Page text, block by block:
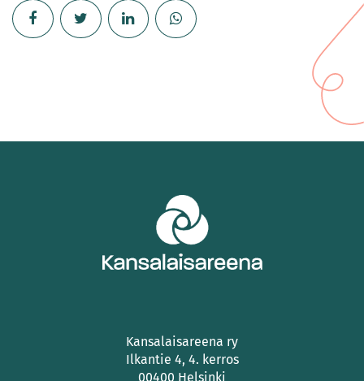
Kansalaisareena ry
Ilkantie 4, 4. kerros
00400 Helsinki